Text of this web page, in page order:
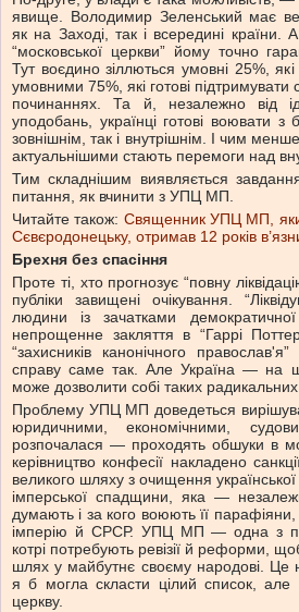
явище. Володимир Зеленський має
як на Заході, так і всередині країни. А
“московської церкви” йому точно
Тут воєдино зіллються умовні 25%,
умовними 75%, які готові підтримувати
починаннях. Та й, незалежно від
уподобань, українці готові воювати
зовнішнім, так і внутрішнім. І чим
актуальнішими стають перемоги над
Тим складнішим виявляється
питання, як вчинити з УПЦ МП.
Читайте також: Священник УПЦ МП,
Сєвєродонецьку, отримав 12 років
Брехня без спасіння
Проте ті, хто прогнозує “повну
публіки завищені очікування.
людини із зачатками
непрощенне закляття в “Гаррі
“захисників канонічного
справу саме так. Але Україна —
може дозволити собі таких радикальних
Проблему УПЦ МП доведеться
юридичними, економічними,
розпочалася — проходять обшуки в
керівництво конфесії накладено
великого шляху з очищення української
імперської спадщини, яка —
думають і за кого воюють її
імперію й СРСР. УПЦ МП — одна з
котрі потребують ревізії й реформи,
шлях у майбутнє своєму народові. Це
я б могла скласти цілий список, але
церкву.